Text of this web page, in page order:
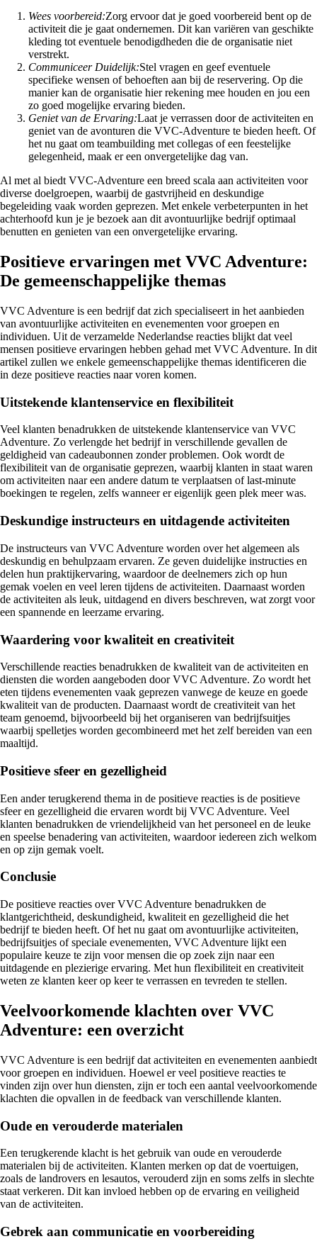
Wees voorbereid:Zorg ervoor dat je goed voorbereid bent op de
activiteit die je gaat ondernemen. Dit kan variëren van geschikte
kleding tot eventuele benodigdheden die de organisatie niet
verstrekt.
Communiceer Duidelijk:Stel vragen en geef eventuele
specifieke wensen of behoeften aan bij de reservering. Op die
manier kan de organisatie hier rekening mee houden en jou een
zo goed mogelijke ervaring bieden.
Geniet van de Ervaring:Laat je verrassen door de activiteiten en
geniet van de avonturen die VVC-Adventure te bieden heeft. Of
het nu gaat om teambuilding met collegas of een feestelijke
gelegenheid, maak er een onvergetelijke dag van.
Al met al biedt VVC-Adventure een breed scala aan activiteiten voor
diverse doelgroepen, waarbij de gastvrijheid en deskundige
begeleiding vaak worden geprezen. Met enkele verbeterpunten in het
achterhoofd kun je je bezoek aan dit avontuurlijke bedrijf optimaal
benutten en genieten van een onvergetelijke ervaring.
Positieve ervaringen met VVC Adventure:
De gemeenschappelijke themas
VVC Adventure is een bedrijf dat zich specialiseert in het aanbieden
van avontuurlijke activiteiten en evenementen voor groepen en
individuen. Uit de verzamelde Nederlandse reacties blijkt dat veel
mensen positieve ervaringen hebben gehad met VVC Adventure. In dit
artikel zullen we enkele gemeenschappelijke themas identificeren die
in deze positieve reacties naar voren komen.
Uitstekende klantenservice en flexibiliteit
Veel klanten benadrukken de uitstekende klantenservice van VVC
Adventure. Zo verlengde het bedrijf in verschillende gevallen de
geldigheid van cadeaubonnen zonder problemen. Ook wordt de
flexibiliteit van de organisatie geprezen, waarbij klanten in staat waren
om activiteiten naar een andere datum te verplaatsen of last-minute
boekingen te regelen, zelfs wanneer er eigenlijk geen plek meer was.
Deskundige instructeurs en uitdagende activiteiten
De instructeurs van VVC Adventure worden over het algemeen als
deskundig en behulpzaam ervaren. Ze geven duidelijke instructies en
delen hun praktijkervaring, waardoor de deelnemers zich op hun
gemak voelen en veel leren tijdens de activiteiten. Daarnaast worden
de activiteiten als leuk, uitdagend en divers beschreven, wat zorgt voor
een spannende en leerzame ervaring.
Waardering voor kwaliteit en creativiteit
Verschillende reacties benadrukken de kwaliteit van de activiteiten en
diensten die worden aangeboden door VVC Adventure. Zo wordt het
eten tijdens evenementen vaak geprezen vanwege de keuze en goede
kwaliteit van de producten. Daarnaast wordt de creativiteit van het
team genoemd, bijvoorbeeld bij het organiseren van bedrijfsuitjes
waarbij spelletjes worden gecombineerd met het zelf bereiden van een
maaltijd.
Positieve sfeer en gezelligheid
Een ander terugkerend thema in de positieve reacties is de positieve
sfeer en gezelligheid die ervaren wordt bij VVC Adventure. Veel
klanten benadrukken de vriendelijkheid van het personeel en de leuke
en speelse benadering van activiteiten, waardoor iedereen zich welkom
en op zijn gemak voelt.
Conclusie
De positieve reacties over VVC Adventure benadrukken de
klantgerichtheid, deskundigheid, kwaliteit en gezelligheid die het
bedrijf te bieden heeft. Of het nu gaat om avontuurlijke activiteiten,
bedrijfsuitjes of speciale evenementen, VVC Adventure lijkt een
populaire keuze te zijn voor mensen die op zoek zijn naar een
uitdagende en plezierige ervaring. Met hun flexibiliteit en creativiteit
weten ze klanten keer op keer te verrassen en tevreden te stellen.
Veelvoorkomende klachten over VVC
Adventure: een overzicht
VVC Adventure is een bedrijf dat activiteiten en evenementen aanbiedt
voor groepen en individuen. Hoewel er veel positieve reacties te
vinden zijn over hun diensten, zijn er toch een aantal veelvoorkomende
klachten die opvallen in de feedback van verschillende klanten.
Oude en verouderde materialen
Een terugkerende klacht is het gebruik van oude en verouderde
materialen bij de activiteiten. Klanten merken op dat de voertuigen,
zoals de landrovers en lesautos, verouderd zijn en soms zelfs in slechte
staat verkeren. Dit kan invloed hebben op de ervaring en veiligheid
van de activiteiten.
Gebrek aan communicatie en voorbereiding